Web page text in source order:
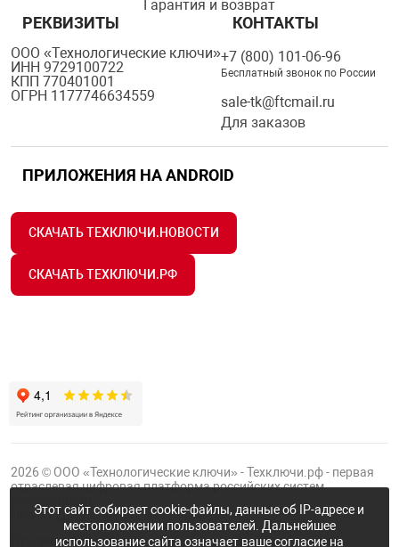
Гарантия и возврат
РЕКВИЗИТЫ
ООО «Технологические ключи»
ИНН 9729100722
КПП 770401001
ОГРН 1177746634559
КОНТАКТЫ
+7 (800) 101-06-96
Бесплатный звонок по России
sale-tk@ftcmail.ru
Для заказов
ПРИЛОЖЕНИЯ НА ANDROID
СКАЧАТЬ ТЕХКЛЮЧИ.НОВОСТИ
СКАЧАТЬ ТЕХКЛЮЧИ.РФ
2026 © ООО «Технологические ключи» - Техключи.рф - первая
отраслевая цифровая платформа российских систем
ПроектГруппы ФТК
Публичная оферта
Этот сайт собирает cookie-файлы, данные об IP-адресе и
местоположении пользователей. Дальнейшее
использование сайта означает ваше согласие на